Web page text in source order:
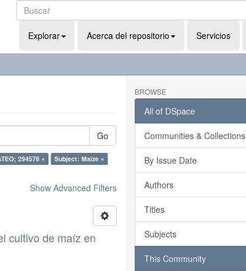
Explorar Acerca del repositorio Servicios
Go
294578 ×
Subject: Maize ×
Show Advanced Filters
cultivo de maíz en
BROWSE
All of DSpace
Communities & Collections
By Issue Date
Authors
Titles
Subjects
This Community